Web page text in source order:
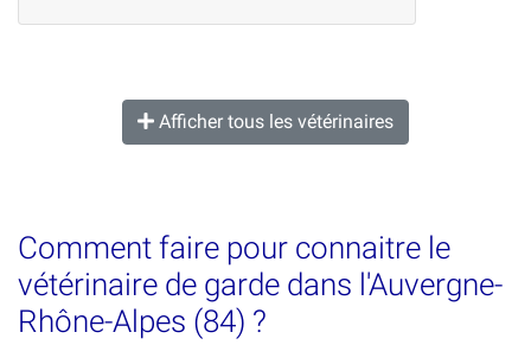
Afficher tous les vétérinaires
Comment faire pour connaitre le
vétérinaire de garde dans l'Auvergne-
Rhône-Alpes (84) ?